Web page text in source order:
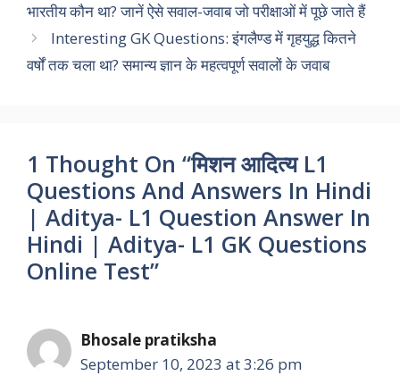
o
o
k
A
p
p
e
r
d
I
n
r
a
m
i
n
k
भारतीय कौन था? जानें ऐसे सवाल-जवाब जो परीक्षाओं में पूछे जाते हैं
Interesting GK Questions: इंगलैण्ड में गृहयुद्ध कितने
वर्षों तक चला था? समान्य ज्ञान के महत्वपूर्ण सवालों के जवाब
1 Thought On “मिशन आदित्य L1
Questions And Answers In Hindi
| Aditya- L1 Question Answer In
Hindi | Aditya- L1 GK Questions
Online Test”
Bhosale pratiksha
September 10, 2023 at 3:26 pm